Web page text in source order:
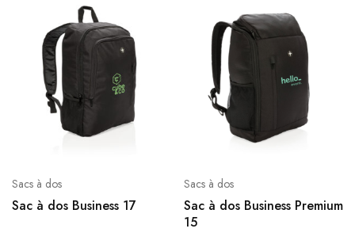
Sacs à dos
Sac à dos Business 17
Sacs à dos
Sac à dos Business Premium
15